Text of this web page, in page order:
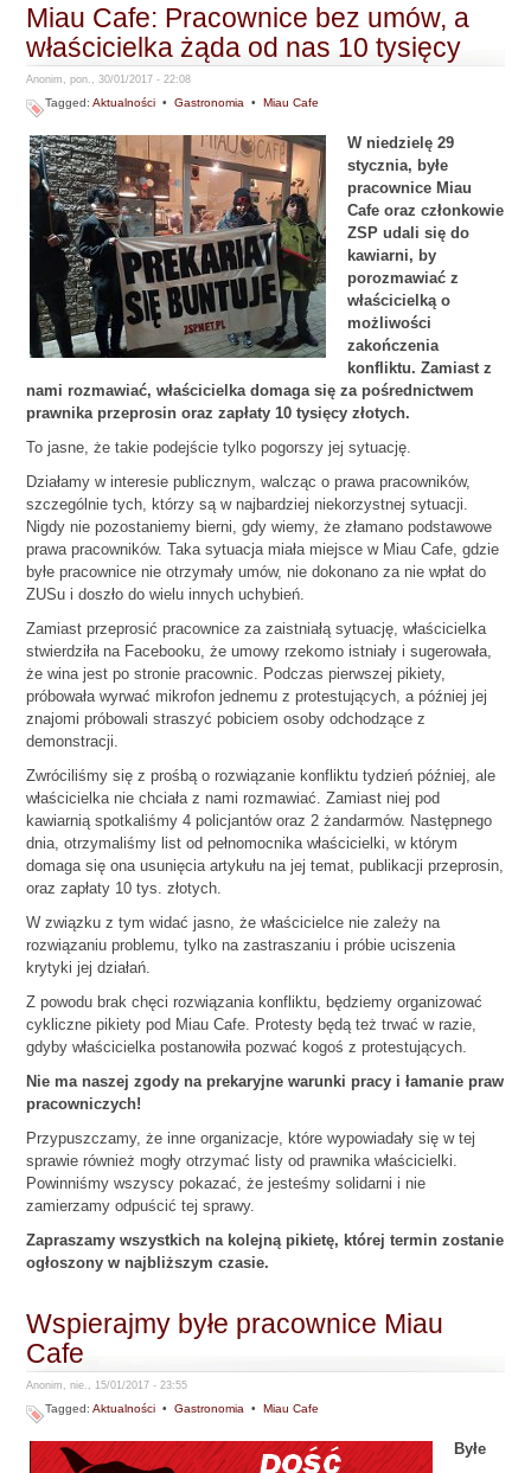
Miau Cafe: Pracownice bez umów, a
właścicielka żąda od nas 10 tysięcy
Anonim, pon., 30/01/2017 - 22:08
Tagged:Aktualności •Gastronomia •Miau Cafe
W niedzielę 29
stycznia, byłe
pracownice Miau
Cafe oraz członkowie
ZSP udali się do
kawiarni, by
porozmawiać z
właścicielką o
możliwości
zakończenia
konfliktu. Zamiast z
nami rozmawiać, właścicielka domaga się za pośrednictwem
prawnika przeprosin oraz zapłaty 10 tysięcy złotych.
To jasne, że takie podejście tylko pogorszy jej sytuację.
Działamy w interesie publicznym, walcząc o prawa pracowników,
szczególnie tych, którzy są w najbardziej niekorzystnej sytuacji.
Nigdy nie pozostaniemy bierni, gdy wiemy, że złamano podstawowe
prawa pracowników. Taka sytuacja miała miejsce w Miau Cafe, gdzie
byłe pracownice nie otrzymały umów, nie dokonano za nie wpłat do
ZUSu i doszło do wielu innych uchybień.
Zamiast przeprosić pracownice za zaistniałą sytuację, właścicielka
stwierdziła na Facebooku, że umowy rzekomo istniały i sugerowała,
że wina jest po stronie pracownic. Podczas pierwszej pikiety,
próbowała wyrwać mikrofon jednemu z protestujących, a później jej
znajomi próbowali straszyć pobiciem osoby odchodzące z
demonstracji.
Zwróciliśmy się z prośbą o rozwiązanie konfliktu tydzień później, ale
właścicielka nie chciała z nami rozmawiać. Zamiast niej pod
kawiarnią spotkaliśmy 4 policjantów oraz 2 żandarmów. Następnego
dnia, otrzymaliśmy list od pełnomocnika właścicielki, w którym
domaga się ona usunięcia artykułu na jej temat, publikacji przeprosin,
oraz zapłaty 10 tys. złotych.
W związku z tym widać jasno, że właścicielce nie zależy na
rozwiązaniu problemu, tylko na zastraszaniu i próbie uciszenia
krytyki jej działań.
Z powodu brak chęci rozwiązania konfliktu, będziemy organizować
cykliczne pikiety pod Miau Cafe. Protesty będą też trwać w razie,
gdyby właścicielka postanowiła pozwać kogoś z protestujących.
Nie ma naszej zgody na prekaryjne warunki pracy i łamanie praw
pracowniczych!
Przypuszczamy, że inne organizacje, które wypowiadały się w tej
sprawie również mogły otrzymać listy od prawnika właścicielki.
Powinniśmy wszyscy pokazać, że jesteśmy solidarni i nie
zamierzamy odpuścić tej sprawy.
Zapraszamy wszystkich na kolejną pikietę, której termin zostanie
ogłoszony w najbliższym czasie.
Wspierajmy byłe pracownice Miau
Cafe
Anonim, nie., 15/01/2017 - 23:55
Tagged:Aktualności •Gastronomia •Miau Cafe
Byłe